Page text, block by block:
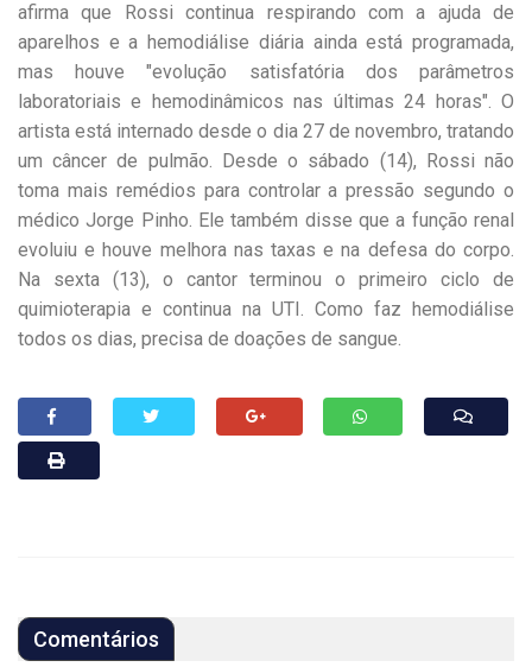
afirma que Rossi continua respirando com a ajuda de
aparelhos e a hemodiálise diária ainda está programada,
mas houve "evolução satisfatória dos parâmetros
laboratoriais e hemodinâmicos nas últimas 24 horas". O
artista está internado desde o dia 27 de novembro, tratando
um câncer de pulmão. Desde o sábado (14), Rossi não
toma mais remédios para controlar a pressão segundo o
médico Jorge Pinho. Ele também disse que a função renal
evoluiu e houve melhora nas taxas e na defesa do corpo.
Na sexta (13), o cantor terminou o primeiro ciclo de
quimioterapia e continua na UTI. Como faz hemodiálise
todos os dias, precisa de doações de sangue.
Comentários